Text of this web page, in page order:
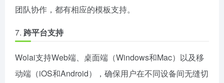
团队协作，都有相应的模板支持。
7. 跨平台支持
Wolai支持Web端、桌面端（Windows和Mac）以及移
动端（iOS和Android），确保用户在不同设备间无缝切